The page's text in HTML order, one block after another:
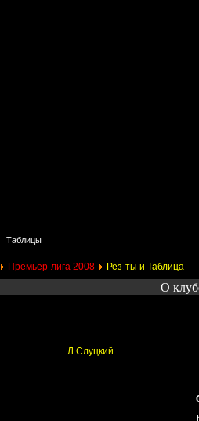
Таблицы
Премьер-лига 2008 Рез-ты и Таблица
О
Л.Слуцкий